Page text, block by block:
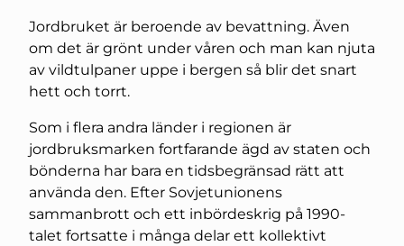
Jordbruket är beroende av bevattning. Även
om det är grönt under våren och man kan njuta
av vildtulpaner uppe i bergen så blir det snart
hett och torrt.
Som i flera andra länder i regionen är
jordbruksmarken fortfarande ägd av staten och
bönderna har bara en tidsbegränsad rätt att
använda den. Efter Sovjetunionens
sammanbrott och ett inbördeskrig på 1990-
talet fortsatte i många delar ett kollektivt